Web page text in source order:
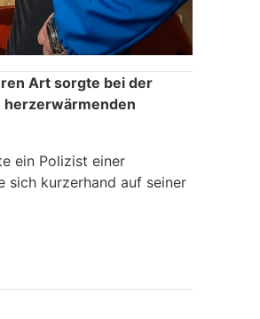
Art sorgte bei der
herzerwärmenden
ein Polizist einer
sich kurzerhand auf seiner